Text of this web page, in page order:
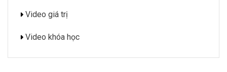
Video giá trị
Video khóa học